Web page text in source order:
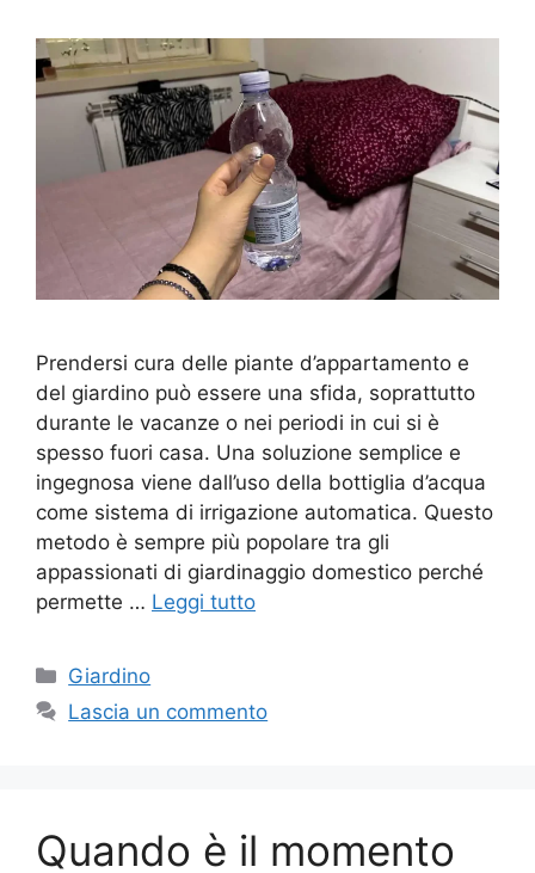
Prendersi cura delle piante d’appartamento e
del giardino può essere una sfida, soprattutto
durante le vacanze o nei periodi in cui si è
spesso fuori casa. Una soluzione semplice e
ingegnosa viene dall’uso della bottiglia d’acqua
come sistema di irrigazione automatica. Questo
metodo è sempre più popolare tra gli
appassionati di giardinaggio domestico perché
permette … Leggi tutto
Categorie
Giardino
Lascia un commento
Quando è il momento